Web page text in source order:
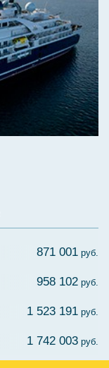
871 001 руб.
958 102 руб.
1 523 191 руб.
1 742 003 руб.